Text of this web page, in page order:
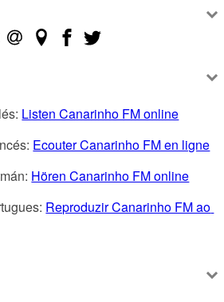
Listen Canarinho FM online
Ecouter Canarinho FM en ligne
Hören Canarinho FM online
Reproduzir Canarinho FM ao